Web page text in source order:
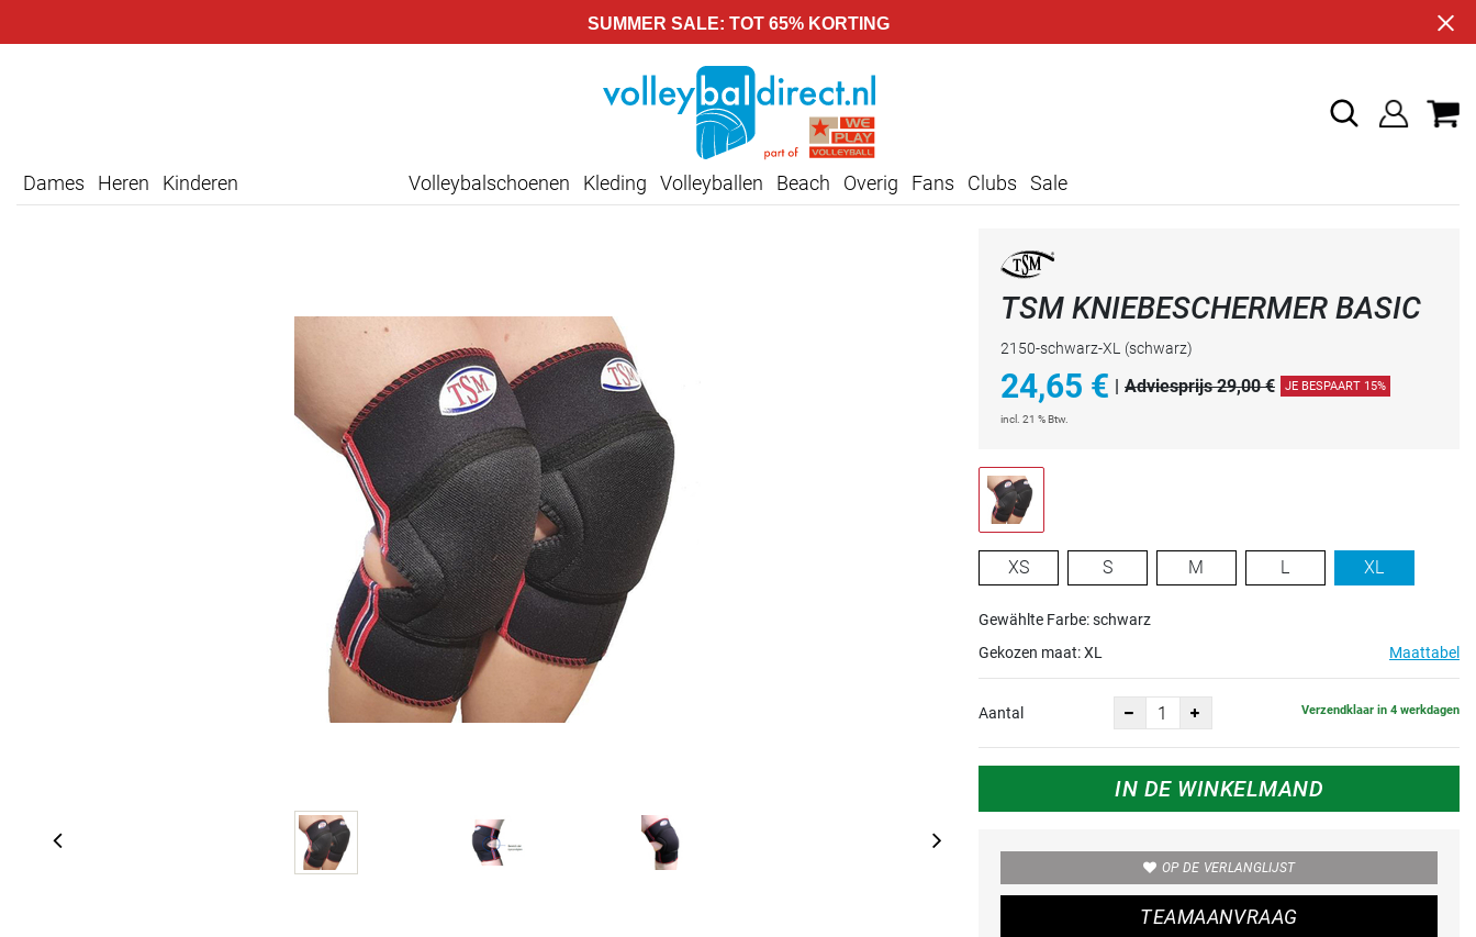
SUMMER SALE: TOT 65% KORTING
Dames Heren Kinderen Volleybalschoenen Kleding Volleyballen Beach Overig Fans Clubs Sale
TSM KNIEBESCHERMER BASIC
2150-schwarz-XL (schwarz)
24,65 € | Adviesprijs 29,00 € JE BESPAART 15%
incl. 21 % Btw.
XS S M L XL
Gewählte Farbe: schwarz
Gekozen maat:XL Maattabel
Aantal Verzendklaar in 4 werkdagen
IN DE WINKELMAND
OP DE VERLANGLIJST
TEAMAANVRAAG